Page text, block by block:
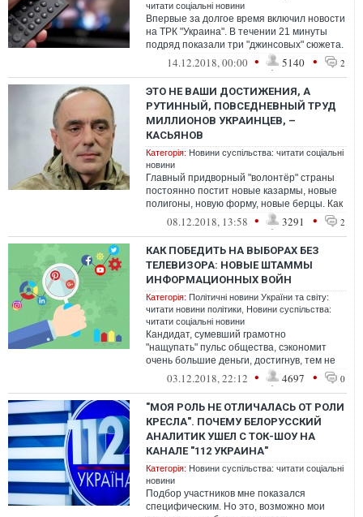
читати соціальні новини
Впервые за долгое время включил новости
на ТРК "Украина". В течении 21 минуты
подряд показали три "джинсовых" сюжета.
Сначала интервью с Ляшко, затем ...
14.12.2018, 00:00 • 5140 • 2
ЭТО НЕ ВАШИ ДОСТИЖЕНИЯ, А
РУТИННЫЙ, ПОВСЕДНЕВНЫЙ ТРУД
МИЛЛИОНОВ УКРАИНЦЕВ, –
КАСЬЯНОВ
Категорія: Новини суспільства: читати соціальні
новини
Главный придворный "волонтёр" страны
постоянно постит новые казармы, новые
полигоны, новую форму, новые берцы. Как
будто он сам, за свои деньги, своим...
08.12.2018, 13:58 • 3291 • 2
КАК ПОБЕДИТЬ НА ВЫБОРАХ БЕЗ
ТЕЛЕВИЗОРА: НОВЫЕ ШТАММЫ
ИНФОРМАЦИОННЫХ ВОЙН
Категорія: Політичні новини України та світу:
читати новини політики Новини суспільства:
читати соціальні новини
Кандидат, сумевший грамотно
"нащупать" пульс общества, сэкономит
очень большие деньги, достигнув, тем не
менее, приемлемых результатов
03.12.2018, 22:12 • 4697 • 0
"МОЯ РОЛЬ НЕ ОТЛИЧАЛАСЬ ОТ РОЛИ
КРЕСЛА". ПОЧЕМУ БЕЛОРУССКИЙ
АНАЛИТИК УШЕЛ С ТОК-ШОУ НА
КАНАЛЕ "112 УКРАИНА"
Категорія: Новини суспільства: читати соціальні
новини
Подбор участников мне показался
специфическим. Но это, возможно мои